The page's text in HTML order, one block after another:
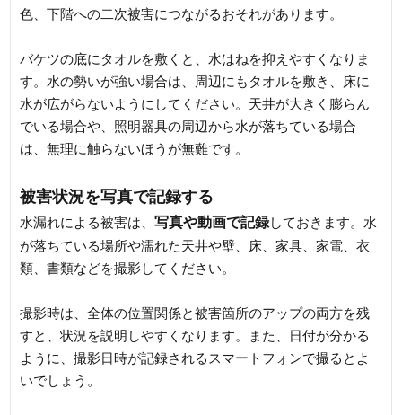
色、下階への二次被害につながるおそれがあります。
バケツの底にタオルを敷くと、水はねを抑えやすくなりま
す。水の勢いが強い場合は、周辺にもタオルを敷き、床に
水が広がらないようにしてください。天井が大きく膨らん
でいる場合や、照明器具の周辺から水が落ちている場合
は、無理に触らないほうが無難です。
被害状況を写真で記録する
水漏れによる被害は、写真や動画で記録しておきます。水
が落ちている場所や濡れた天井や壁、床、家具、家電、衣
類、書類などを撮影してください。
撮影時は、全体の位置関係と被害箇所のアップの両方を残
すと、状況を説明しやすくなります。また、日付が分かる
ように、撮影日時が記録されるスマートフォンで撮るとよ
いでしょう。